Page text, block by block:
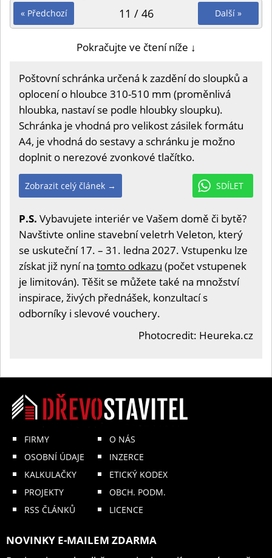
« Předchozí Další »
11 / 46
Pokračujte ve čtení níže ↓
Poštovní schránka určená k zazdění do sloupků a
oplocení o hloubce 310-510 mm (proměnlivá
hloubka, nastaví se podle hloubky sloupku).
Schránka je vhodná pro velikost zásilek formátu
A4, je vhodná do sestavy a schránku je možno
doplnit o nerezové zvonkové tlačítko.
SDÍLET
Zobrazit celý článek →
P.S. Vybavujete interiér ve Vašem domě či bytě?
Navštivte online stavební veletrh Veleton, který
se uskuteční 17. – 31. ledna 2027. Vstupenku lze
získat již nyní na tomto odkazu (počet vstupenek
je limitován). Těšit se můžete také na množství
inspirace, živých přednášek, konzultací s
odborníky i slevové vouchery.
Photocredit: Heureka.cz
FIRMY
OSOBNÍ ÚDAJE
KALKULAČKY
PROJEKTY
RSS ČLÁNKŮ
O NÁS
INZERCE
ETICKÝ KODEX
OBCH. PODM.
LICENCE
NOVINKY E-MAILEM ZDARMA